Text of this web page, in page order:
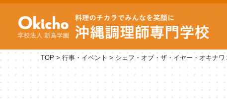
TOP >行事・イベント > シェフ・オブ・ザ・イヤー・オキナ